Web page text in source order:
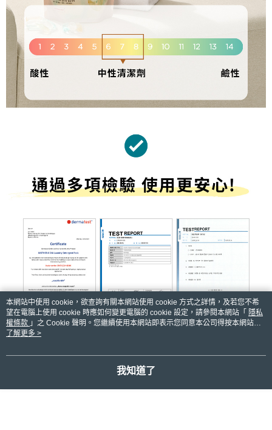
本網站中使用 cookie，欲查詢有關本網站使用 cookie 方式之詳情，及若您不希
望在電腦上使用 cookie 時應如何變更電腦的 cookie 設定，請參閱本網站「 隱私
權條款 」之 Cookie 聲明。您繼續使用本網站即表示您同意本公司得按本網站使
用條款之 Cookie 聲明使用 cookie。
了解更多 >
我知道了